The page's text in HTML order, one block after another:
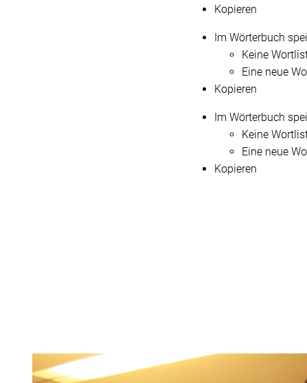
Kopieren
Im Wörterbuch
Keine
Eine neue
Kopieren
Im Wörterbuch
Keine
Eine neue
Kopieren